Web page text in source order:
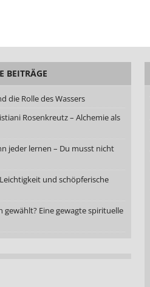
BEITRÄGE
die Rolle des Wassers
Rosenkreutz – Alchemie als
jeder lernen – Du musst nicht
und schöpferische
gewählt? Eine gewagte spirituelle